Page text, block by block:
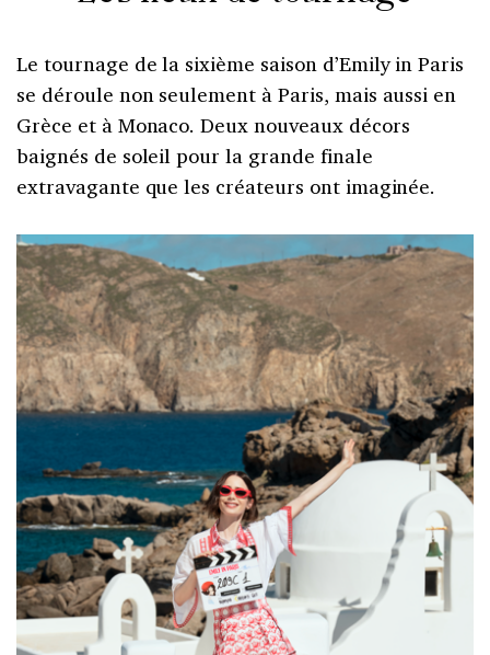
Le tournage de la sixième saison d’Emily in Paris
se déroule non seulement à Paris, mais aussi en
Grèce et à Monaco. Deux nouveaux décors
baignés de soleil pour la grande finale
extravagante que les créateurs ont imaginée.